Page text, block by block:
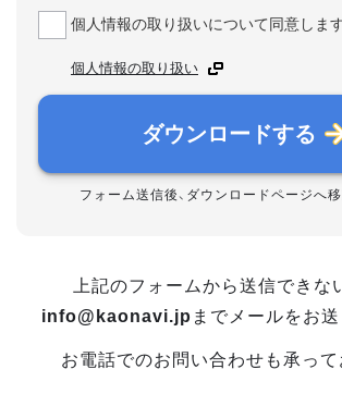
個人情報の取り扱いについて同意します
個人情報の取り扱い
ダウンロードする
フォーム送信後、ダウンロードページへ移
上記のフォームから送信できな
info@kaonavi.jp までメールをお送
お電話でのお問い合わせも承って